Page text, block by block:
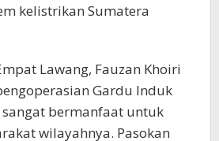
kelistrikan Sumatera
Lawang, Fauzan Khoiri
Gardu Induk
bermanfaat untuk
wilayahnya. Pasokan